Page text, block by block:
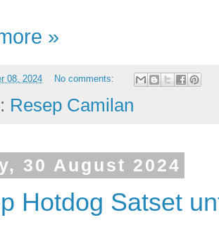
»
08, 2024 No comments:
Resep Camilan
30 August 2024
Hotdog Satset